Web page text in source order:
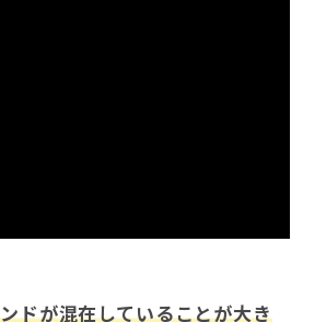
ドが混在していることが大き